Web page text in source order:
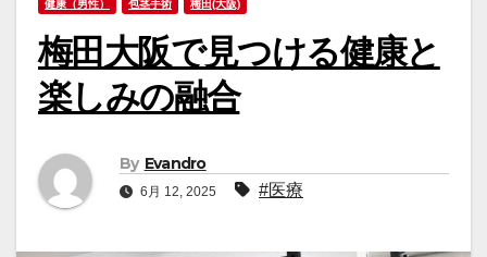
健康（男性） 包茎手術 梅田(大阪)
梅田大阪で見つける健康と
楽しみの融合
By Evandro
6月 12, 2025 #医療